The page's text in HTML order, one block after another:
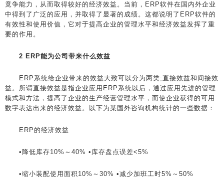
竟争能力，从而取得较好的经济效益。当前，ERP软件在国内外企业
中得到了广泛的应用，并取得了显著的成绩。这都说明了ERP软件的
有效性和使用价值，它对于提高企业的管理水平和经济效益发挥了重
要的作用。
2 ERP能为公司带来什么效益
ERP系统给企业带来的效益大致可以分为两类;直接效益和间接效
益。所谓直接效益是指企业应用ERP系统以后，通过应用先进的管理
模式和方法，提高了企业的生产经营管理水平，而使企业获得的可用
数字表达出来的经济效益。以下为某国外咨询机构统计的一些数据：
ERP的经济效益
•降低库存10%～40% •库存盘点误差<5%
•缩小装配使用面积10%～30% •减少加班工时5%～50%